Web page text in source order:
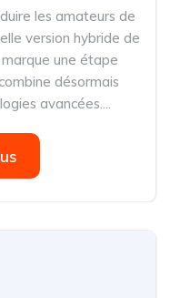
les amateurs de
version hybride de
une étape
désormais
avancées....